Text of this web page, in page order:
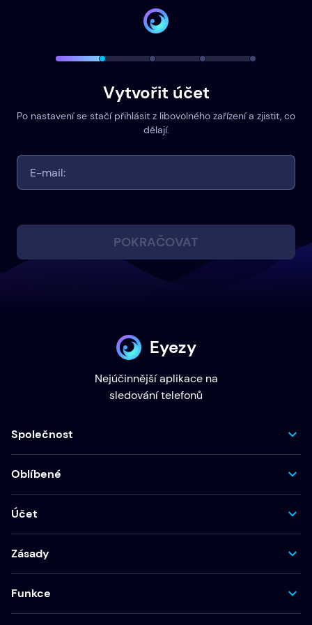
Vytvořit účet
Po nastavení se stačí přihlásit z libovolného zařízení a zjistit, co
dělají.
POKRAČOVAT
Eyezy
Nejúčinnější aplikace na
sledování telefonů
Společnost
Oblíbené
Účet
Zásady
Funkce